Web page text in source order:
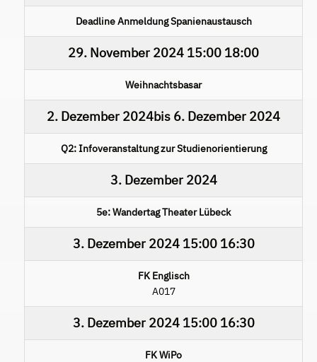
Deadline Anmeldung Spanienaustausch
29. November 2024 15:00 18:00
Weihnachtsbasar
2. Dezember 2024bis 6. Dezember 2024
Q2: Infoveranstaltung zur Studienorientierung
3. Dezember 2024
5e: Wandertag Theater Lübeck
3. Dezember 202415:00 16:30
FK Englisch
A017
3. Dezember 202415:00 16:30
FK WiPo